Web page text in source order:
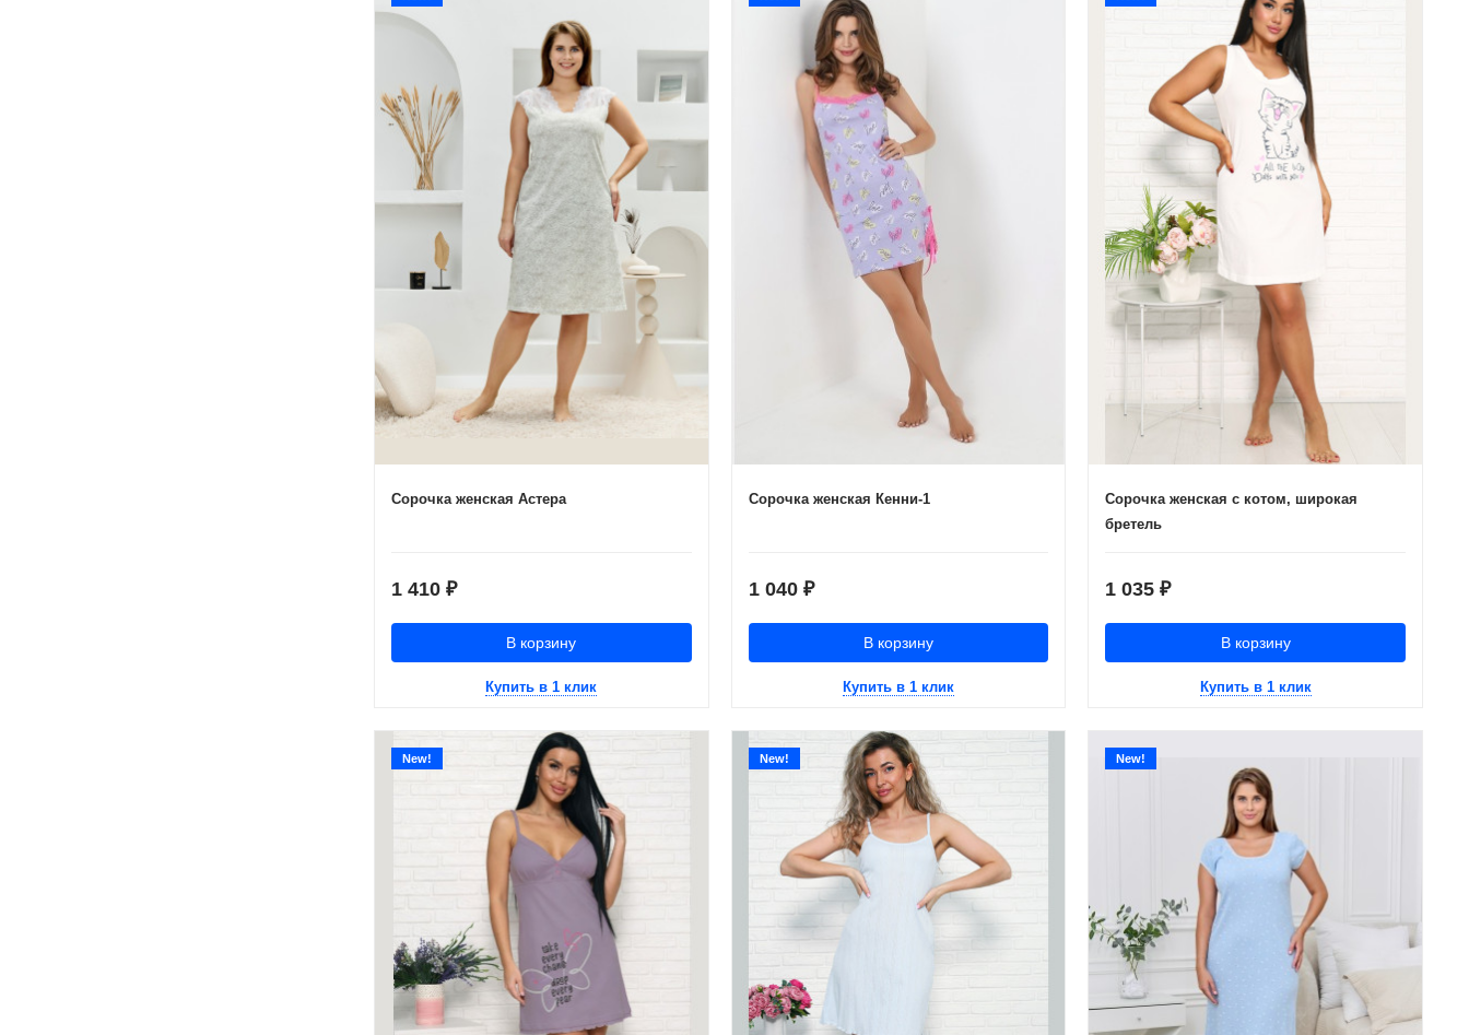
Сорочка женская Астера
1 410 ₽
В корзину
Купить в 1 клик
Сорочка женская Кенни-1
1 040 ₽
В корзину
Купить в 1 клик
Сорочка женская с котом, широкая
бретель
1 035₽
В корзину
Купить в 1 клик
New! New! New!